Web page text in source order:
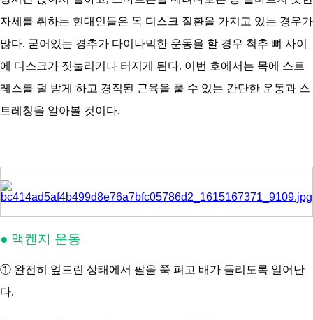
자세를 취하는 현대인들은 목 디스크 질환을 가지고 있는 경우가
많다. 굳어있는 경추가 다이나믹한 운동을 할 경우 척추 뼈 사이
에 디스크가 짓눌리거나 터지게 된다. 이번 호에서는 목에 스트
레스를 덜 받게 하고 경직된 근육을 풀 수 있는 간단한 운동과 스
트레칭을 알아볼 것이다.
● 맥켄지 운동
① 완전히 엎드린 상태에서 팔을 쭉 펴고 배가 들리도록 일어난
다.